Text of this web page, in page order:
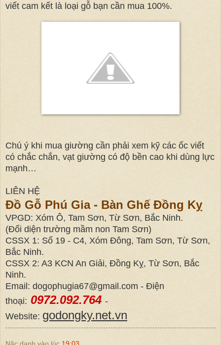
viết cam kết là loại gỗ bạn cần mua 100%.
Chú ý khi mua giường cần phải xem kỹ các ốc viết
có chắc chắn, vạt giường có độ bền cao khi dùng lực
mạnh…
LIÊN HỆ
Đồ Gỗ Phú Gia - Bàn Ghế Đồng Kỵ
VPGD: Xóm Ô, Tam Sơn, Từ Sơn, Bắc Ninh.
(Đối diện trường mầm non Tam Sơn)
CSSX 1: Số 19 - C4, Xóm Đông, Tam Sơn, Từ Sơn,
Bắc Ninh.
CSSX 2: A3 KCN An Giải, Đồng Kỵ, Từ Sơn, Bắc
Ninh.
Email: dogophugia67@gmail.com - Điện
thoại: 0972.092.764 -
Website: godongky.net.vn